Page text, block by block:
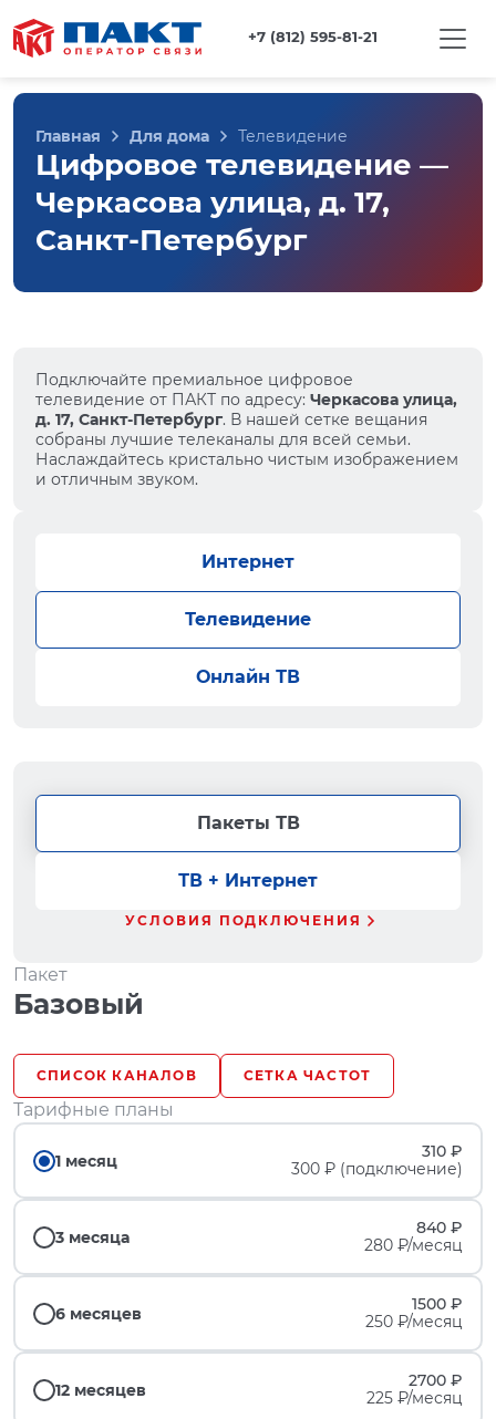
+7 (812) 595-81-21
Главная Для дома Телевидение
Цифровое телевидение —
Черкасова улица, д. 17,
Санкт-Петербург
Подключайте премиальное цифровое
телевидение от ПАКТ по адресу: Черкасова улица,
д. 17, Санкт-Петербург. В нашей сетке вещания
собраны лучшие телеканалы для всей семьи.
Наслаждайтесь кристально чистым изображением
и отличным звуком.
Интернет
Телевидение
Онлайн ТВ
Пакеты ТВ
ТВ + Интернет
УСЛОВИЯ ПОДКЛЮЧЕНИЯ
Пакет
Базовый
СПИСОК КАНАЛОВ СЕТКА ЧАСТОТ
Тарифные планы
1 месяц
310 ₽
300 ₽ (подключение)
3 месяца
840 ₽
280 ₽/месяц
6 месяцев
1500 ₽
250 ₽/месяц
12 месяцев
2700 ₽
225 ₽/месяц